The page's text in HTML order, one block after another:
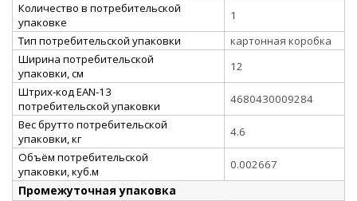
Количество в потребительской
упаковке
1
Тип потребительской упаковки
картонная коробка
Ширина потребительской
упаковки, см
12
Штрих-код EAN-13
потребительской упаковки
4680430009284
Вес брутто потребительской
упаковки, кг
4.6
Объём потребительской
упаковки, куб.м
0.002667
Промежуточная упаковка